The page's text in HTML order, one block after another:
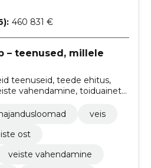
460 831 €
– teenused, millele
teenuseid, teede ehitus,
vahendamine, toiduainete
veis
ost
veiste vahendamine